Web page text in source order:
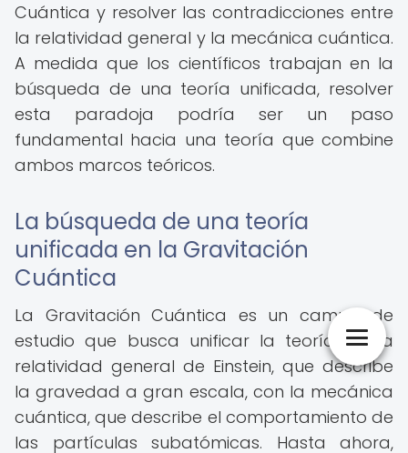
Cuántica y resolver las contradicciones entre
la relatividad general y la mecánica cuántica.
A medida que los científicos trabajan en la
búsqueda de una teoría unificada, resolver
esta paradoja podría ser un paso
fundamental hacia una teoría que combine
ambos marcos teóricos.
La búsqueda de una teoría
unificada en la Gravitación
Cuántica
La Gravitación Cuántica es un campo de
estudio que busca unificar la teoría de la
relatividad general de Einstein, que describe
la gravedad a gran escala, con la mecánica
cuántica, que describe el comportamiento de
las partículas subatómicas. Hasta ahora,